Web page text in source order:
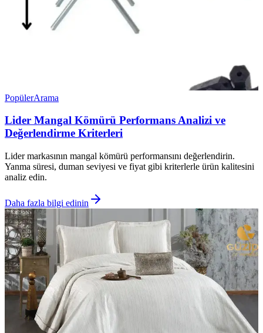
PopülerArama
Lider Mangal Kömürü Performans Analizi ve
Değerlendirme Kriterleri
Lider markasının mangal kömürü performansını değerlendirin.
Yanma süresi, duman seviyesi ve fiyat gibi kriterlerle ürün kalitesini
analiz edin.
Daha fazla bilgi edinin